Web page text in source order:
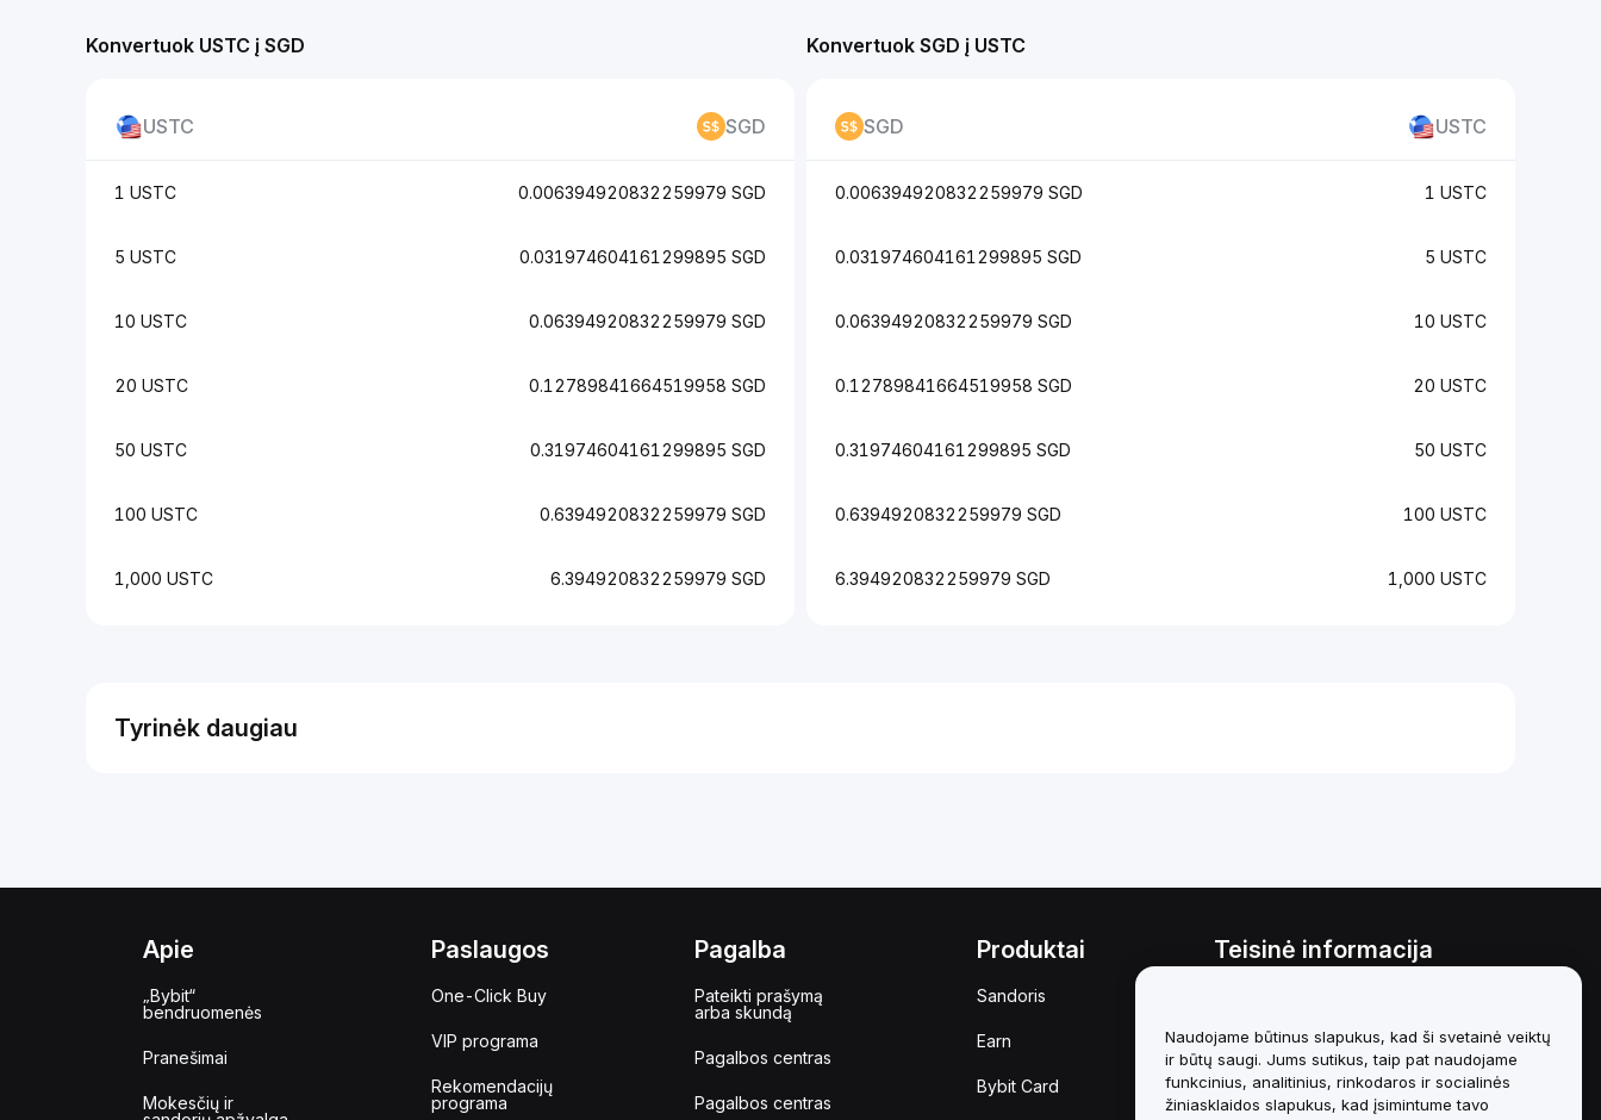
Konvertuok USTC į SGD
USTC SGD
1 USTC 0.006394920832259979 SGD
5 USTC 0.031974604161299895 SGD
10 USTC 0.06394920832259979 SGD
20 USTC 0.12789841664519958 SGD
50 USTC 0.31974604161299895 SGD
100 USTC 0.6394920832259979 SGD
1,000 USTC 6.394920832259979 SGD
Konvertuok SGD į USTC
SGD USTC
0.006394920832259979 SGD 1 USTC
0.031974604161299895 SGD 5 USTC
0.06394920832259979 SGD 10 USTC
0.12789841664519958 SGD 20 USTC
0.31974604161299895 SGD 50 USTC
0.6394920832259979 SGD 100 USTC
6.394920832259979 SGD 1,000 USTC
Tyrinėk daugiau
Apie
„Bybit“
bendruomenės
Pranešimai
Mokesčių ir
Paslaugos
One-Click Buy
VIP programa
Rekomendacijų
programa
Pagalba
Pateikti prašymą
arba skundą
Pagalbos centras
Pagalbos centras
Produktai
Sandoris
Earn
Bybit Card
Teisinė informacija
Saugojimo ir administravimo
politikos santrauka
ESG informacija
Naudojame būtinus slapukus, kad ši svetainė veiktų
ir būtų saugi. Jums sutikus, taip pat naudojame
funkcinius, analitinius, rinkodaros ir socialinės
žiniasklaidos slapukus, kad įsimintume tavo